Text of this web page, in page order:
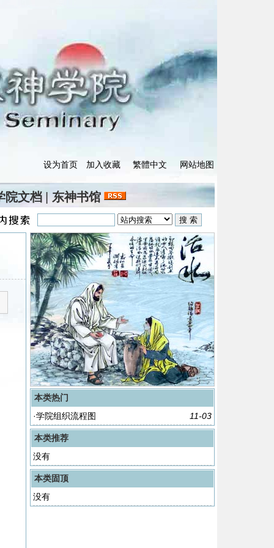
设为首页 加入收藏 繁體中文 网站地图
院文档 东神书馆
本类热门
11-03
·学院组织流程图
本类推荐
没有
本类固顶
没有